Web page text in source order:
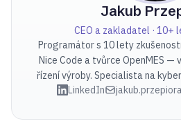
Jakub
CEO a zakladatel · 10+
Programátor s 10 lety
Nice Code a tvůrce OpenMES —
řízení výroby. Specialista na
LinkedIn